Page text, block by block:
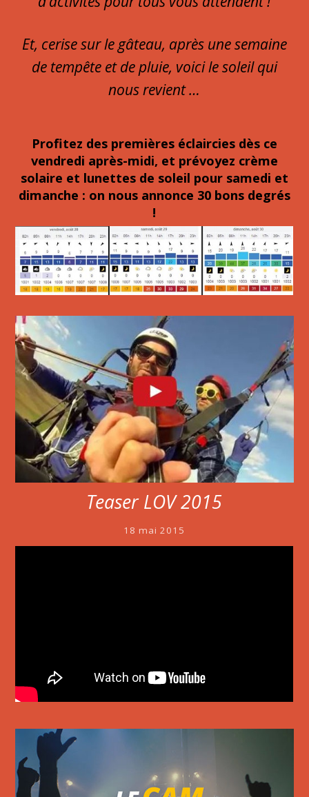
Et, cerise sur le gâteau, après une semaine
de tempête et de pluie, voici le soleil qui
nous revient …
Profitez des premières éclaircies dès ce
vendredi après-midi, et prévoyez crème
solaire et lunettes de soleil pour samedi et
dimanche : on nous annonce 30 bons degrés
!
Teaser LOV 2015
18 mai 2015